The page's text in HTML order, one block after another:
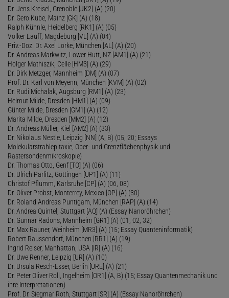
Dr. Jens Kreisel, Grenoble [JK2] (A) (20)
Dr. Gero Kube, Mainz [GK] (A) (18)
Ralph Kühnle, Heidelberg [RK1] (A) (05)
Volker Lauff, Magdeburg [VL] (A) (04)
Priv.-Doz. Dr. Axel Lorke, München [AL] (A) (20)
Dr. Andreas Markwitz, Lower Hutt, NZ [AM1] (A) (21)
Holger Mathiszik, Celle [HM3] (A) (29)
Dr. Dirk Metzger, Mannheim [DM] (A) (07)
Prof. Dr. Karl von Meyenn, München [KVM] (A) (02)
Dr. Rudi Michalak, Augsburg [RM1] (A) (23)
Helmut Milde, Dresden [HM1] (A) (09)
Günter Milde, Dresden [GM1] (A) (12)
Marita Milde, Dresden [MM2] (A) (12)
Dr. Andreas Müller, Kiel [AM2] (A) (33)
Dr. Nikolaus Nestle, Leipzig [NN] (A, B) (05, 20; Essays
Molekularstrahlepitaxie, Ober- und Grenzflächenphysik und
Rastersondenmikroskopie)
Dr. Thomas Otto, Genf [TO] (A) (06)
Dr. Ulrich Parlitz, Göttingen [UP1] (A) (11)
Christof Pflumm, Karlsruhe [CP] (A) (06, 08)
Dr. Oliver Probst, Monterrey, Mexico [OP] (A) (30)
Dr. Roland Andreas Puntigam, München [RAP] (A) (14)
Dr. Andrea Quintel, Stuttgart [AQ] (A) (Essay Nanoröhrchen)
Dr. Gunnar Radons, Mannheim [GR1] (A) (01, 02, 32)
Dr. Max Rauner, Weinheim [MR3] (A) (15; Essay Quanteninformatik)
Robert Raussendorf, München [RR1] (A) (19)
Ingrid Reiser, Manhattan, USA [IR] (A) (16)
Dr. Uwe Renner, Leipzig [UR] (A) (10)
Dr. Ursula Resch-Esser, Berlin [URE] (A) (21)
Dr. Peter Oliver Roll, Ingelheim [OR1] (A, B) (15; Essay Quantenmechanik und
ihre Interpretationen)
Prof. Dr. Siegmar Roth, Stuttgart [SR] (A) (Essay Nanoröhrchen)